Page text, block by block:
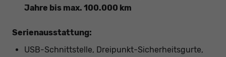
Jahre bis max. 100.000 km
Serienausstattung:
USB-Schnittstelle, Dreipunkt-Sicherheitsgurte,